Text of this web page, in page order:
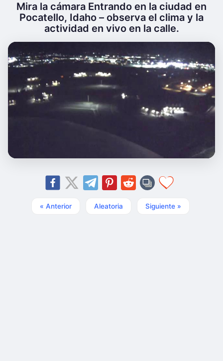
Mira la cámara Entrando en la ciudad en
Pocatello, Idaho – observa el clima y la
actividad en vivo en la calle.
« Anterior Aleatoria Siguiente »